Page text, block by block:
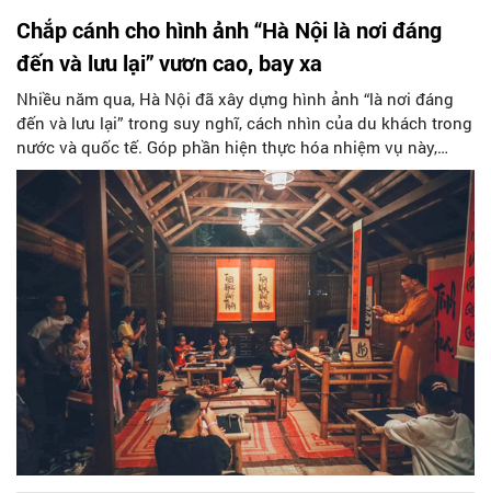
Chắp cánh cho hình ảnh “Hà Nội là nơi đáng
đến và lưu lại” vươn cao, bay xa
Nhiều năm qua, Hà Nội đã xây dựng hình ảnh “là nơi đáng
đến và lưu lại” trong suy nghĩ, cách nhìn của du khách trong
nước và quốc tế. Góp phần hiện thực hóa nhiệm vụ này,
UBND Thành phố Hà Nội vừa xây dựng và đang lấy ý kiến
nhân dân về Dự thảo Nghị quyết khu phát triển thương mại
và văn hóa. Qua đây để Thủ đô bảo tồn các giá trị văn hóa,
mở ra những không gian mới cho phát triển văn hóa, du lịch
tiến tới kỷ nguyên vươn mình.